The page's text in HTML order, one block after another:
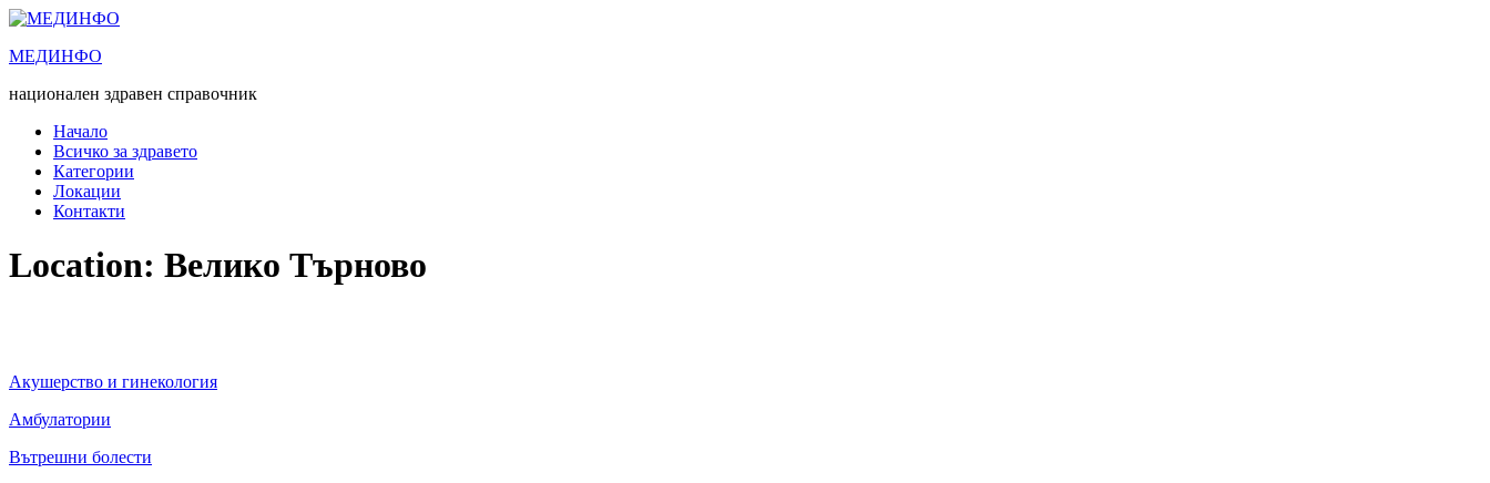
Преминете
съдържанието
МЕДИНФО
национален здравен справочник
Начало
Всичко за здравето
Категории
Локации
Контакти
Location: Велико Търново
Акушерство и гинекология
Амбулатории
Вътрешни болести